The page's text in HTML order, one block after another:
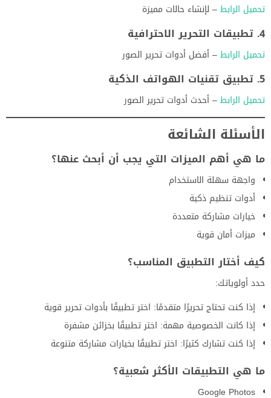
تحميل الرابط– لإنشاء حالات مميزة
4. تطبيقات التحرير الاحترافية
تحميل الرابط– أفضل أدوات تحرير الصور
5. تطبيق تقنيات الهواتف الذكية
تحميل الرابط– أحدث أدوات تحرير الصور
الأسئلة الشائعة
ما هي أهم الميزات التي يجب أن أبحث عنها؟
واجهة سهلة الاستخدام
أدوات تنظيم ذكية
خيارات مشاركة متعددة
ميزات أمان قوية
كيف أختار التطبيق المناسب؟
حدد أولوياتك:
إذا كنت تحتاج تحريرًا متقدمًا: اختر تطبيقًا بأدوات تحرير قوية
إذا كانت الخصوصية مهمة: اختر تطبيقًا بخزائن مشفرة
إذا كنت تشارك كثيرًا: اختر تطبيقًا بخيارات مشاركة متنوعة
ما هي التطبيقات الأكثر شعبية؟
Google Photos